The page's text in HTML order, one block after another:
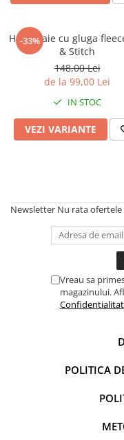
-33%
Halat baie cu gluga
& Stitch
148,00 Lei
de la 99,00 Lei
IN STOC
VEZI VARIANTE
Newsletter Nu rata
Vreau sa
magazinului.
POLITICA